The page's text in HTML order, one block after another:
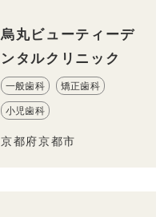
烏丸ビューティーデ
ンタルクリニック
一般歯科 矯正歯科
小児歯科
京都府京都市